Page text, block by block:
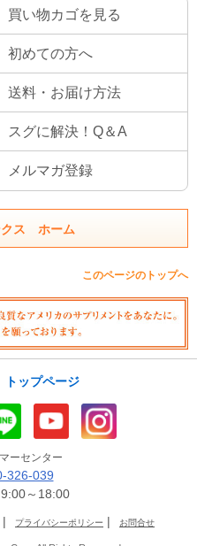
買い物カゴを見る
初めての方へ
送料・お届け方法
スグに解決！Q＆A
メルマガ登録
クス ホーム
このページのトップへ
トップページ
ーセンター
326-039
～18:00
| プライバシーポリシー | お問合せ